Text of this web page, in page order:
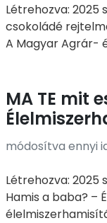
Létrehozva: 2025
csokoládé
A Magyar Agrár-
MA TE mit
módosítva ennyi
Létrehozva: 2025
Hamis a baba? –